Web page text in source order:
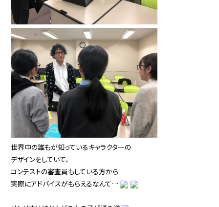
世界中の誰もが知っているキャラクターの
デザインをしていて、
コンテストの審査員もしている方から
実際にアドバイスがもらえるなんて…